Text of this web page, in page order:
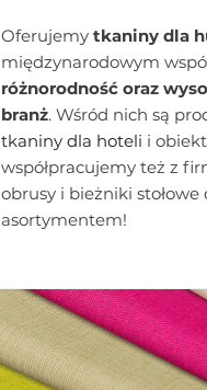
Oferujemy tkaniny dla
międzynarodowym
różnorodność oraz
branż. Wśród nich są
tkaniny dla hoteli i
współpracujemy też z
obrusy i bieżniki
asortymentem!